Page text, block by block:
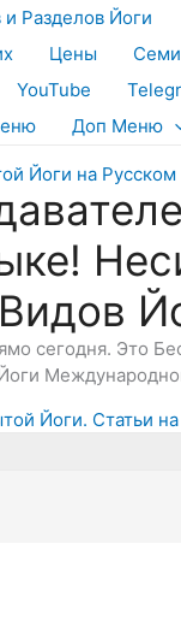
Разделов Йоги
Цены
YouTube
Доп Меню
сегодня. Это
Йоги. Статьи на